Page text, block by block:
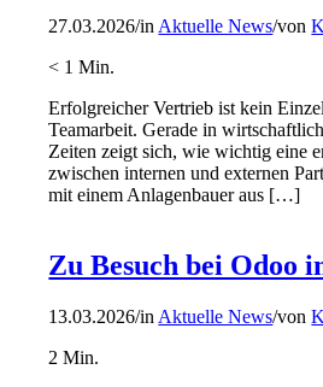
27.03.2026/in Aktuelle News/von
< 1 Min.
Erfolgreicher Vertrieb ist kein
Teamarbeit. Gerade in
Zeiten zeigt sich, wie wichtig eine
zwischen internen und externen
mit einem Anlagenbauer aus […]
Zu Besuch bei Odoo
13.03.2026/in Aktuelle News/von
2 Min.